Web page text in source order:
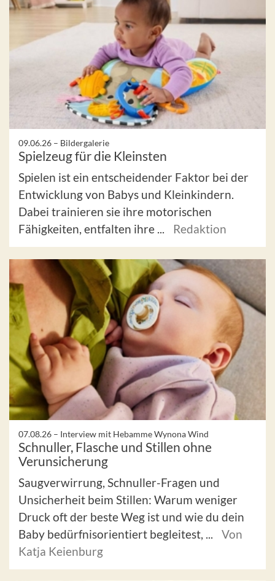
09.06.26 – Bildergalerie
Spielzeug für die Kleinsten
Spielen ist ein entscheidender Faktor bei der
Entwicklung von Babys und Kleinkindern.
Dabei trainieren sie ihre motorischen
Fähigkeiten, entfalten ihre ...
Redaktion
07.08.26 – Interview mit Hebamme Wynona Wind
Schnuller, Flasche und Stillen ohne
Verunsicherung
Saugverwirrung, Schnuller-Fragen und
Unsicherheit beim Stillen: Warum weniger
Druck oft der beste Weg ist und wie du dein
Baby bedürfnisorientiert begleitest, ...
Von
Katja Keienburg